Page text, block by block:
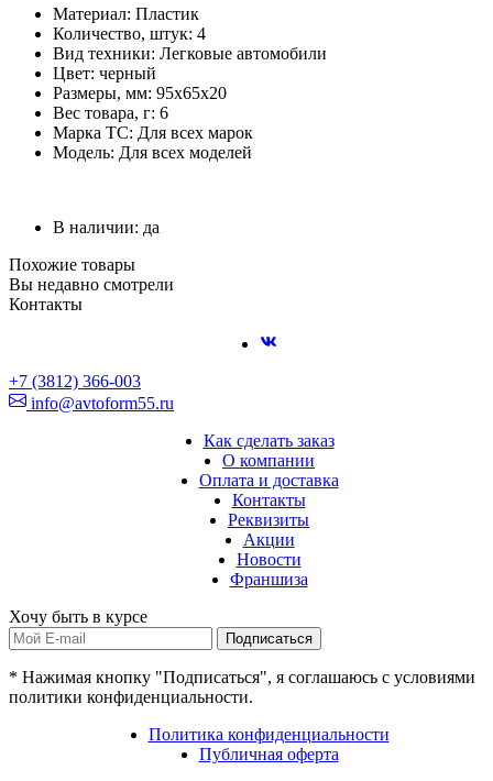
Материал: Пластик
Количество, штук: 4
Вид техники: Легковые автомобили
Цвет: черный
Размеры, мм: 95х65х20
Вес товара, г: 6
Марка ТС: Для всех марок
Модель: Для всех моделей
В наличии: да
Похожие товары
Вы недавно смотрели
Контакты
+7 (3812) 366-003
info@avtoform55.ru
Как сделать заказ
О компании
Оплата и доставка
Контакты
Реквизиты
Акции
Новости
Франшиза
Хочу быть в курсе
Подписаться
* Нажимая кнопку "Подписаться", я соглашаюсь с условиями
политики конфиденциальности.
Политика конфиденциальности
Публичная оферта